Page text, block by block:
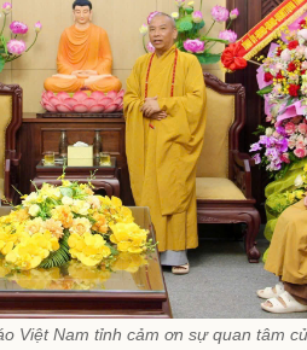
Việt Nam tỉnh cảm ơn sự quan tâm